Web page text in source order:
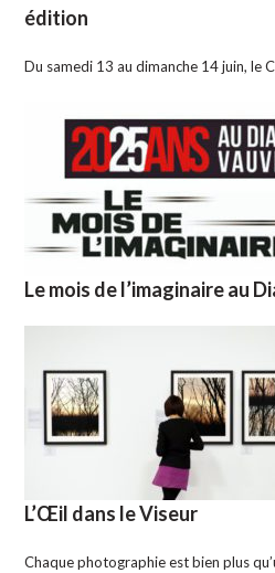
édition
Du samedi 13 au dimanche 14 juin, le
Le mois de l’imaginaire au
L’Œil dans le Viseur
Chaque photographie est bien plus